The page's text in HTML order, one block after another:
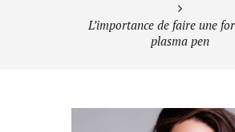
L’importance de faire une
plasma pen